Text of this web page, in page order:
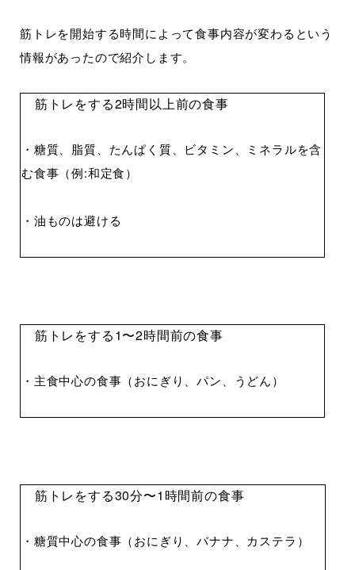
筋トレを開始する時間によって食事内容が変わるという
情報があったので紹介します。
筋トレをする2時間以上前の食事
・糖質、脂質、たんぱく質、ビタミン、ミネラルを含
む食事（例:和定食）
・油ものは避ける
筋トレをする1〜2時間前の食事
・主食中心の食事（おにぎり、パン、うどん）
筋トレをする30分〜1時間前の食事
・糖質中心の食事（おにぎり、バナナ、カステラ）